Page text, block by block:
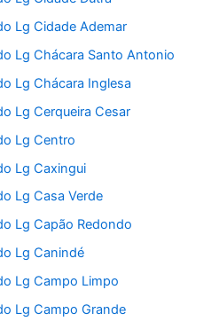
Lg Cidade Ademar
Lg Chácara Santo Antonio
Lg Chácara Inglesa
Lg Cerqueira Cesar
Lg Centro
Lg Caxingui
Lg Casa Verde
Lg Capão Redondo
Lg Canindé
Lg Campo Limpo
Lg Campo Grande